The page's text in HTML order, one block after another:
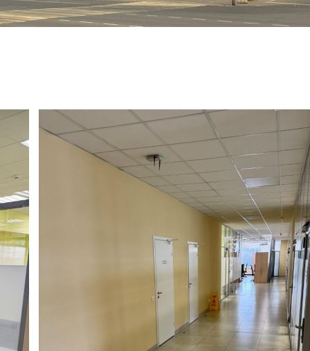
Аренда
Отдельно стоящее здание
116096 - Г. СЫКТЫВКАР,
МОРОЗОВА УЛИЦА, Д.89
Коми Респ
Получить контакты
Сбер А предлагает к субаренде часть нежилого помещения
площадью 335,0 кв. м., расположенного по адресу:
Республика Коми, г. Сыктывкар, ул. Морозова, д. 89 Аренда